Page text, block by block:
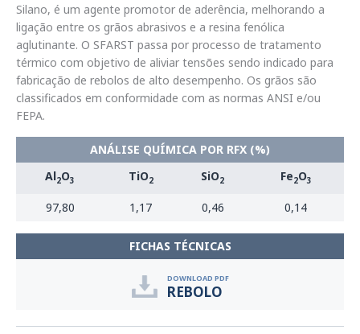
Silano, é um agente promotor de aderência, melhorando a
ligação entre os grãos abrasivos e a resina fenólica
aglutinante. O SFARST passa por processo de tratamento
térmico com objetivo de aliviar tensões sendo indicado para
fabricação de rebolos de alto desempenho. Os grãos são
classificados em conformidade com as normas ANSI e/ou
FEPA.
ANÁLISE QUÍMICA POR RFX (%)
Al2O3 TiO2 SiO2 Fe2O3
97,80 1,17 0,46 0,14
FICHAS TÉCNICAS
DOWNLOAD PDF
REBOLO